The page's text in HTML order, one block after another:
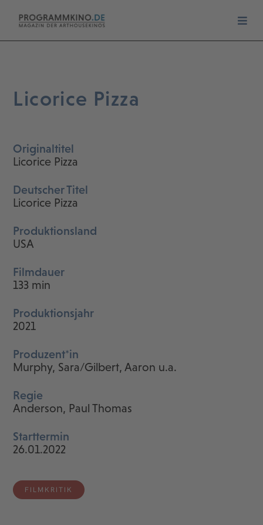
Licorice Pizza
Originaltitel
Licorice Pizza
Deutscher Titel
Licorice Pizza
Produktionsland
USA
Filmdauer
133 min
Produktionsjahr
2021
Produzent*in
Murphy, Sara/Gilbert, Aaron u.a.
Regie
Anderson, Paul Thomas
Starttermin
26.01.2022
FILMKRITIK